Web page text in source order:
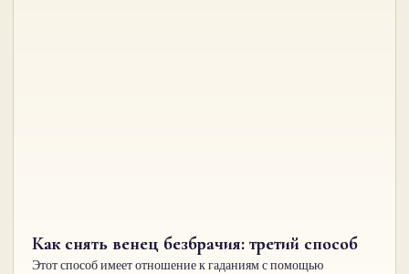
Как снять венец безбрачия: третий способ
Этот способ имеет отношение к гаданиям с помощью